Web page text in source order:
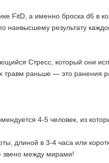
FitD, а именно броска d6 в
наивысшему результату
Стресс, который они
травм раньше — это ранения
4-5 человек, из
длиной в 3-4 часа или
звено между мирами!